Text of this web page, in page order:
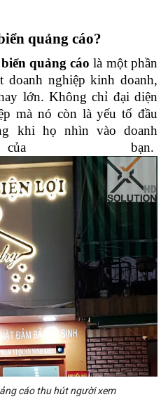
quảng cáo?
quảng cáo là một phần
doanh nghiệp kinh doanh,
lớn. Không chỉ đại diện
mà nó còn là yếu tố đầu
khi họ nhìn vào doanh
bạn.
cáo thu hút người xem